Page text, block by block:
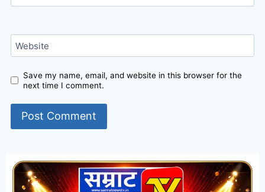
Website
Save my name, email, and website in this browser for the
next time I comment.